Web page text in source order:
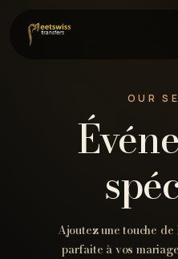
OUR
Ajoutez une touche
parfaite à vos